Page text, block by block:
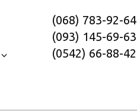
(068) 783-92-64
(093) 145-69-63
(0542) 66-88-42